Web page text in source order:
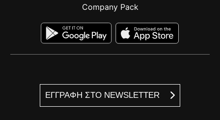
ΕΓΓΡΑΦΗ ΣΤΟ NEWSLETTER
Company Pack